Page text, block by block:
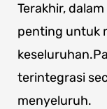
Terakhir,
penting untuk
terintegrasi
menyeluruh.